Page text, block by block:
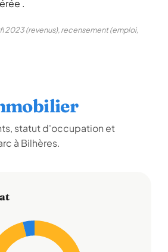
.
2023 (revenus), recensement (emploi,
statut d'occupation et
à Bilhères.